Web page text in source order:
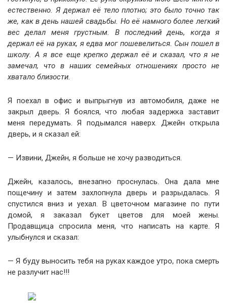
естественно. Я держал её тело плотно; это было точно так
же, как в день нашей свадьбы. Но её намного более легкий
вес делал меня грустным. В последний день, когда я
держал её на руках, я едва мог пошевелиться. Сын пошел в
школу. А я все еще крепко держал её и сказал, что я не
замечал, что в наших семейных отношениях просто не
хватало близости.
Я поехал в офис и выпрыгнув из автомобиля, даже не
закрыл дверь. Я боялся, что любая задержка заставит
меня передумать. Я подымался наверх. Джейн открыла
дверь, и я сказал ей:
— Извини, Джейн, я больше не хочу разводиться.
Джейн, казалось, внезапно проснулась. Она дала мне
пощечину и затем захлопнула дверь и разрыдалась. Я
спустился вниз и уехал. В цветочном магазине по пути
домой, я заказал букет цветов для моей жены.
Продавщица спросила меня, что написать на карте. Я
улыбнулся и сказал:
— Я буду выносить тебя на руках каждое утро, пока смерть
не разлучит нас!!!